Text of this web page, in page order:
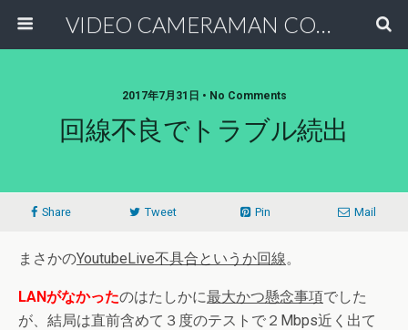
VIDEO CAMERAMAN COMMUNITY
2017年7月31日 • No Comments
回線不良でトラブル続出
Share Tweet Pin Mail
まさかのYoutubeLive不具合というか回線。
LANがなかったのはたしかに最大かつ懸念事項でした
が、結局は直前含めて３度のテストで２Mbps近く出て